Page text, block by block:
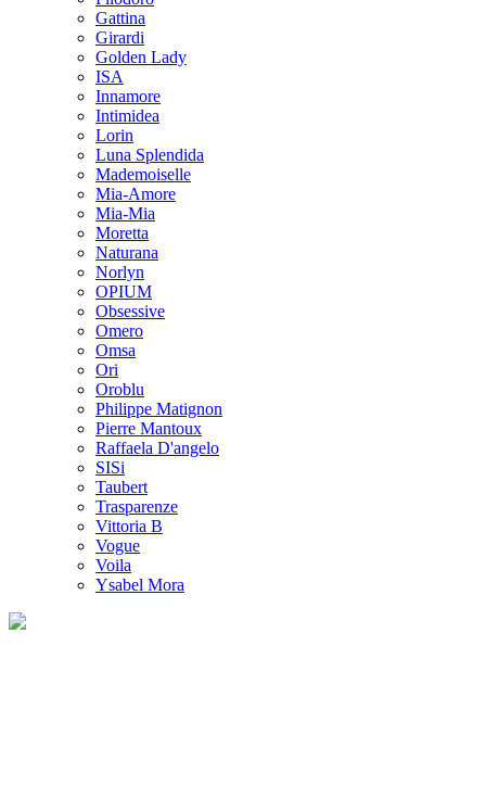
Gattina
Girardi
Golden Lady
ISA
Innamore
Intimidea
Lorin
Luna Splendida
Mademoiselle
Mia-Amore
Mia-Mia
Moretta
Naturana
Norlyn
OPIUM
Obsessive
Omero
Omsa
Ori
Oroblu
Philippe Matignon
Pierre Mantoux
Raffaela D'angelo
SISi
Taubert
Trasparenze
Vittoria B
Vogue
Voila
Ysabel Mora